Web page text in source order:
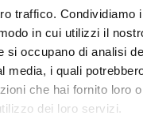
traffico. Condividiamo
in cui utilizzi il
si occupano di analisi
media, i quali
che hai fornito loro
dei loro servizi.
a partire da
€ 679
DETTAGLI